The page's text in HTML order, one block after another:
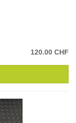
120.00 CHF